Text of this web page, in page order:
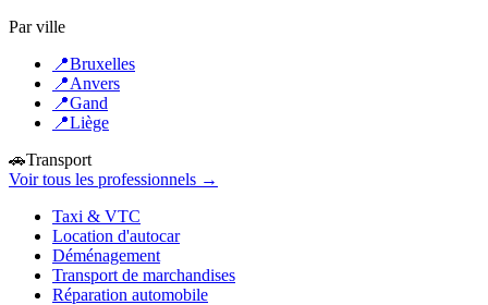
Par ville
📍Bruxelles
📍Anvers
📍Gand
📍Liège
🚗Transport
Voir tous les professionnels →
Taxi & VTC
Location d'autocar
Déménagement
Transport de marchandises
Réparation automobile